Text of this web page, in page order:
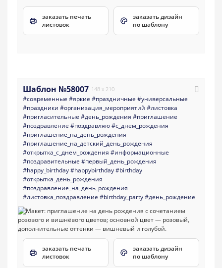
заказать печать
листовок
заказать дизайн
по шаблону
Шаблон №58007 148 x 210
#современные #яркие #праздничные #универсальные
#праздники #организация_мероприятий #листовка
#пригласительные #день_рождения #приглашение
#поздравление #поздравляю#с_днем_рождения
#приглашение_на_день_рождения
#приглашение_на_детский_день_рождения
#открытка_с_днем_рождения #информационные
#поздравительные #первый_день_рождения
#happy_birthday#happybirthday#birthday
#открытка_день_рождения
#поздравление_на_день_рождения
#листовка_поздравление #birthday_party#день_рождение
заказать печать
листовок
заказать дизайн
по шаблону